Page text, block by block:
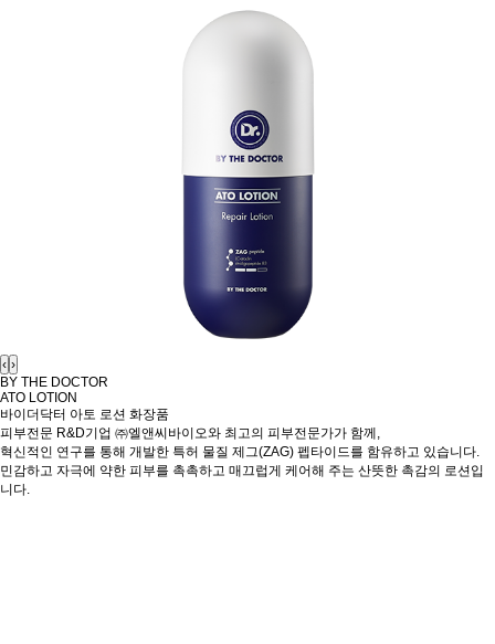
‹ ›
BY THE DOCTOR
ATO LOTION
바이더닥터 아토 로션 화장품
피부전문 R&D기업 ㈜엘앤씨바이오와 최고의 피부전문가가 함께,
혁신적인 연구를 통해 개발한 특허 물질 제그(ZAG) 펩타이드를 함유하고 있습니다.
민감하고 자극에 약한 피부를 촉촉하고 매끄럽게 케어해 주는 산뜻한 촉감의 로션입
니다.